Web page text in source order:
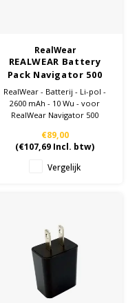
RealWear
REALWEAR Battery
Pack Navigator 500
Series
RealWear - Batterij - Li-pol -
2600 mAh - 10 Wu - voor
RealWear Navigator 500
€89,00
(€107,69 Incl. btw)
Vergelijk